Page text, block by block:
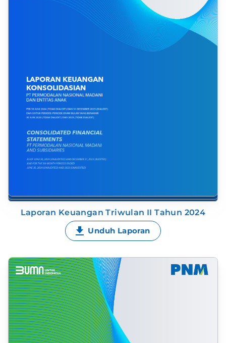
Laporan Keuangan Triwulan II Tahun 2024
Unduh Laporan